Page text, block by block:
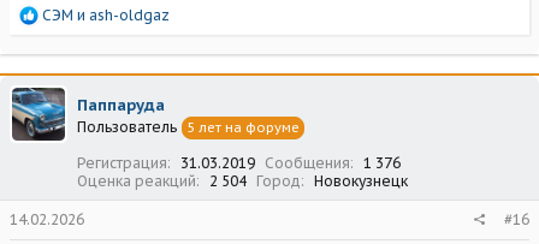
Р
а
к
ц
и
и
СЭМ и ash-oldgaz
Паппаруда
Пользователь 5 лет на форуме
Регистрация 31.03.2019 Сообщения
1 376
Оценка реакций
2 504 Город Новокузнецк
14.02.2026 #16